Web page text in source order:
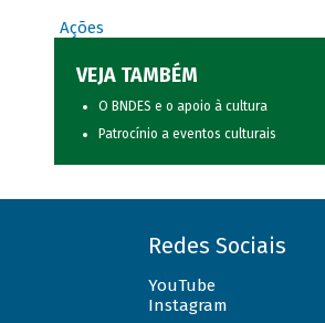
Ações
VEJA TAMBÉM
O BNDES e o apoio à cultura
Patrocínio a eventos culturais
Redes Sociais
YouTube
Instagram